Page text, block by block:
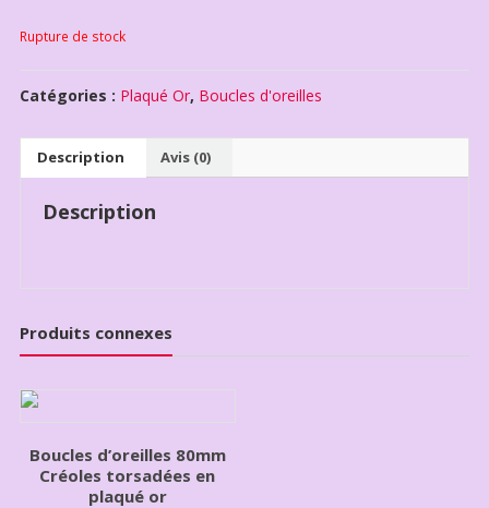
Rupture de stock
Catégories : Plaqué Or, Boucles d'oreilles
Description Avis (0)
Description
Produits connexes
Boucles d’oreilles 80mm
Créoles torsadées en
plaqué or